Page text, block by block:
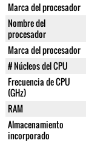
Marca del procesador
Nombre del
procesador
Marca del procesador
# Núcleos del CPU
Frecuencia de CPU
(GHz)
RAM
Almacenamiento
incorporado